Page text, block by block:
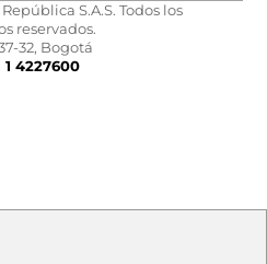
S.A.S. Todos los
reservados.
32, Bogotá
1 4227600